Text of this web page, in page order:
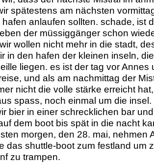
spätestens am nächsten
anlaufen sollten. schade, ist
der müssiggänger schon
wollen nicht mehr in die stadt,
in den hafen der kleinen inseln,
liegen. es ist der tag vor Annes
und als am nachmittag der
nicht die volle stärke erreicht
spass, noch einmal um die
bier in einer schrecklichen bar
dem boot bis spät in die nacht
morgen, den 28. mai, nehmen
das shuttle-boot zum festland um
zu trampen.